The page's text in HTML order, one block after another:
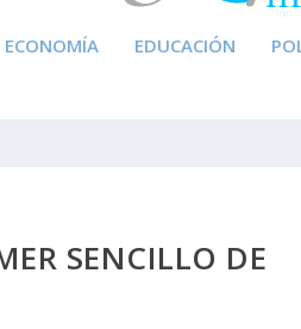
ECONOMÍA EDUCACIÓN
SENCILLO DE